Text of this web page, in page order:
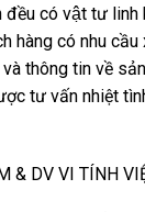
đều có vật tư linh
hàng có nhu
thông tin về
tư vấn nhiệt
& DV VI TÍNH